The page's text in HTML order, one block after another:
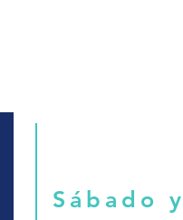
Sábado